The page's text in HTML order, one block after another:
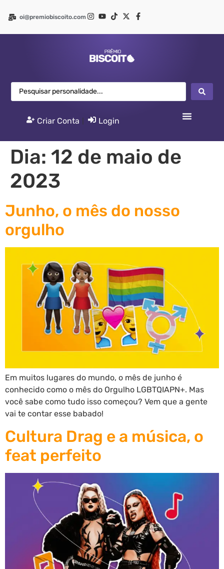
oi@premiobiscoito.com
Criar Conta Login
Dia: 12 de maio de
2023
Junho, o mês do nosso
orgulho
Em muitos lugares do mundo, o mês de junho é
conhecido como o mês do Orgulho LGBTQIAPN+. Mas
você sabe como tudo isso começou? Vem que a gente
vai te contar esse babado!
Cultura Drag e a música, o
feat perfeito